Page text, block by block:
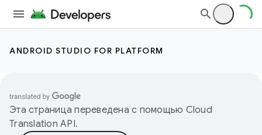
ANDROID STUDIO FOR PLATFORM
Эта страница переведена с помощью Cloud
Translation API.